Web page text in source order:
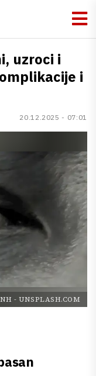
uzroci i
i
20.12.2025 - 07:01
- UNSPLASH.COM